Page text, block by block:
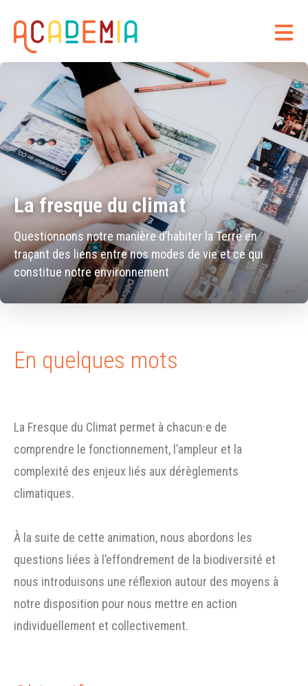
La fresque du climat
Questionnons notre manière d’habiter la Terre en
traçant des liens entre nos modes de vie et ce qui
constitue notre environnement
En quelques mots
La Fresque du Climat permet à chacun·e de
comprendre le fonctionnement, l’ampleur et la
complexité des enjeux liés aux dérèglements
climatiques.
À la suite de cette animation, nous abordons les
questions liées à l’effondrement de la biodiversité et
nous introduisons une réflexion autour des moyens à
notre disposition pour nous mettre en action
individuellement et collectivement.